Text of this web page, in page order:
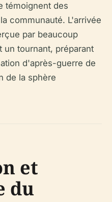
témoignent des
communauté. L'arrivée
par beaucoup
un tournant, préparant
d'après-guerre de
de la sphère
et
du